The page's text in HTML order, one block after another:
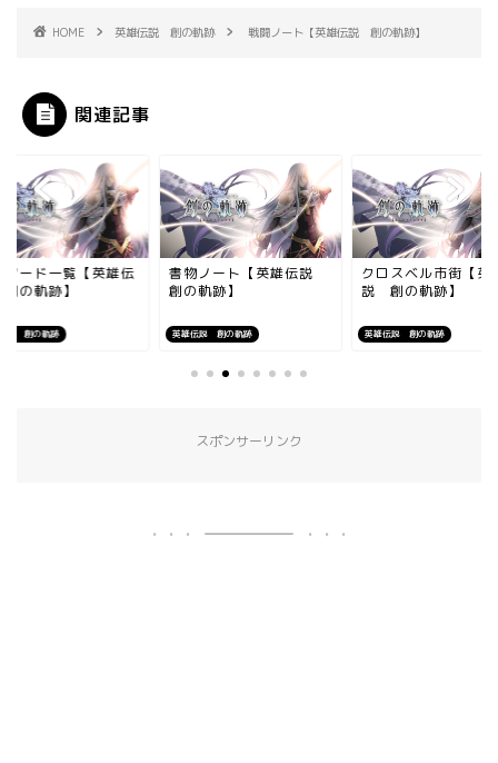
HOME 英雄伝説 創の軌跡 戦闘ノート【英雄伝説 創の軌跡】
関連記事
説 創の軌跡
ソード一覧【英雄伝
の軌跡】
英雄伝説 創の軌跡
書物ノート【英雄伝説
創の軌跡】
英雄伝説 創の軌跡
クロスベル市街【英
説 創の軌跡】
スポンサーリンク